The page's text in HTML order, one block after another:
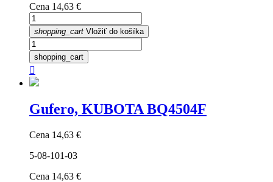
Cena 14,63 €
shopping_cart Vložiť do košíka
shopping_cart

Gufero, KUBOTA BQ4504F
Cena 14,63 €
5-08-101-03
Cena 14,63 €